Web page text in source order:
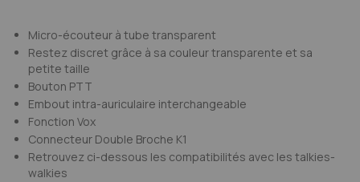
Micro-écouteur à tube transparent
Restez discret grâce à sa couleur transparente et sa
petite taille
Bouton PTT
Embout intra-auriculaire interchangeable
Fonction Vox
Connecteur Double Broche K1
Retrouvez ci-dessous les compatibilités avec les talkies-
walkies